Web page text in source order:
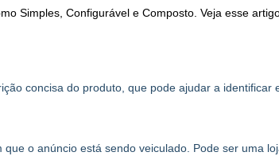
Simples, Configurável e Composto. Veja esse
concisa do produto, que pode ajudar a identificar
o anúncio está sendo veiculado. Pode ser uma